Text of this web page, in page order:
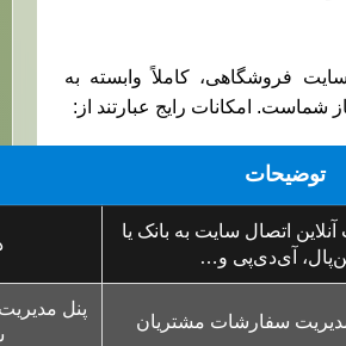
فروشگاهی، کاملاً وابسته به
شماست. امکانات رایج عبارتند از:
توضیحات
اتصال سایت به بانک یا
آی‌دی‌پی و…
سفارشات مشتریان
پنل